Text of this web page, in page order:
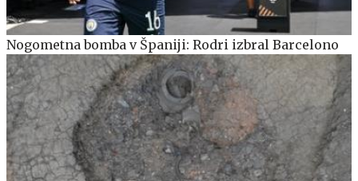
Nogometna bomba v Španiji: Rodri izbral Barcelono